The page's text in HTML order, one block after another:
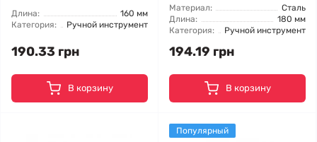
Длина:
160 мм
Категория:
Ручной инструмент
190.33 грн
В корзину
Материал:
Сталь
Длина:
180 мм
Категория:
Ручной инструмент
194.19 грн
В корзину
Популярный